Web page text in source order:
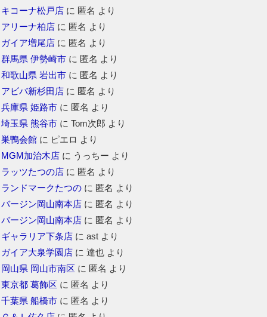
キコーナ松戸店 に 匿名 より
アリーナ柏店 に 匿名 より
ガイア増尾店 に 匿名 より
群馬県 伊勢崎市 に 匿名 より
和歌山県 岩出市 に 匿名 より
アビバ新杉田店 に 匿名 より
兵庫県 姫路市 に 匿名 より
埼玉県 熊谷市 にTom次郎 より
巣鴨会館 に ピエロ より
MGM加治木店 に うっちー より
ラッツたつの店 に 匿名 より
ランドマークたつの に 匿名 より
バージン岡山南本店 に 匿名 より
バージン岡山南本店 に 匿名 より
ギャラリア下条店 にast より
ガイア大泉学園店 に達也 より
岡山県 岡山市南区 に 匿名 より
東京都 葛飾区 に 匿名 より
千葉県 船橋市 に 匿名 より